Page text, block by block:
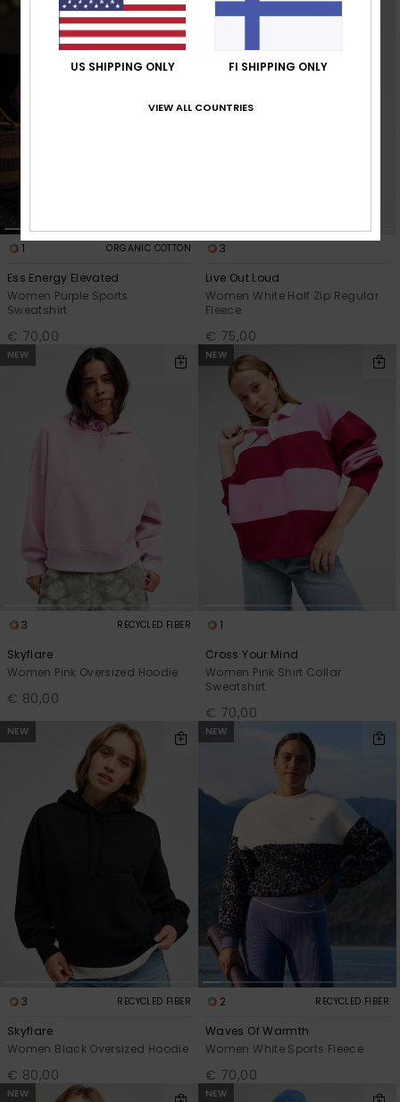
1 ORGANIC COTTON
Ess Energy Elevated
Women Purple Sports
Sweatshirt
€ 70,00
3
Live Out Loud
Women White Half Zip Regular
Fleece
€ 75,00
NEW
3 RECYCLED FIBER
Skyflare
Women Pink Oversized Hoodie
€ 80,00
NEW
1
Cross Your Mind
Women Pink Shirt Collar
Sweatshirt
€ 70,00
NEW
3 RECYCLED FIBER
Skyflare
Women Black Oversized Hoodie
€ 80,00
NEW
2 RECYCLED FIBER
Waves Of Warmth
Women White Sports Fleece
€ 70,00
NEW NEW
US SHIPPING ONLY FI SHIPPING ONLY
VIEW ALL COUNTRIES